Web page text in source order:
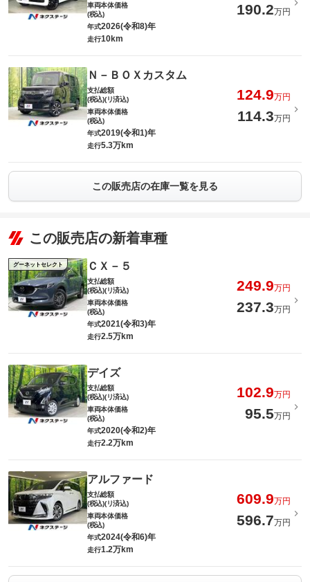
車両本体価格
(税込)
190.2万円
年式2026(令和8)年
走行10km
Ｎ－ＢＯＸカスタム
支払総額
(税込)(リ済込)
124.9万円
車両本体価格
(税込)
114.3万円
年式2019(令和1)年
走行5.3万km
この販売店の在庫一覧を見る
この販売店の新着車種
グーネットセレクト ＣＸ－５
支払総額
(税込)(リ済込)
249.9万円
車両本体価格
(税込)
237.3万円
年式2021(令和3)年
走行2.5万km
デイズ
支払総額
(税込)(リ済込)
102.9万円
車両本体価格
(税込)
95.5万円
年式2020(令和2)年
走行2.2万km
アルファード
支払総額
(税込)(リ済込)
609.9万円
車両本体価格
(税込)
596.7万円
年式2024(令和6)年
走行1.2万km